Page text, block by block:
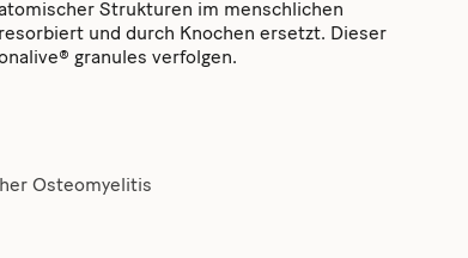
Strukturen im menschlichen
und durch Knochen ersetzt. Dieser
granules verfolgen.
Osteomyelitis